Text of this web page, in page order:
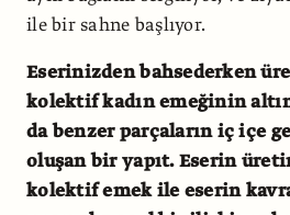
ile bir sahne başlıyor.
Eserinizden bahsederken
kolektif kadın emeğinin
da benzer parçaların iç içe
oluşan bir yapıt. Eserin
kolektif emek ile eserin